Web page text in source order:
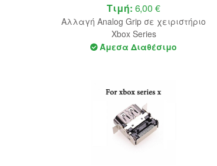
Τιμή: 6,00 €
Αλλαγή Analog Grip σε χειριστήριο
Xbox Series
Άμεσα Διαθέσιμο